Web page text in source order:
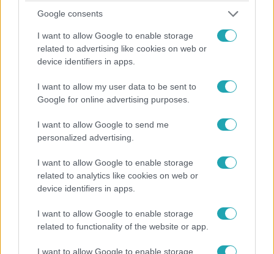
Google consents
I want to allow Google to enable storage
related to advertising like cookies on web or
device identifiers in apps.
I want to allow my user data to be sent to
Google for online advertising purposes.
I want to allow Google to send me
personalized advertising.
I want to allow Google to enable storage
related to analytics like cookies on web or
device identifiers in apps.
I want to allow Google to enable storage
related to functionality of the website or app.
I want to allow Google to enable storage
2023. november 22. 20:11
Thomas Piketty a magánrepülők betiltásával
harcolna a klímaválság ellen
A híres egyenlőségkutató szerint a jelenlegi
klímapolitikák azért nem működnek, mert nem
foglalkoznak a gazdag országokban élő szegény